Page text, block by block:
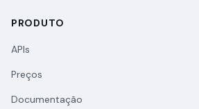
PRODUTO
APIs
Preços
Documentação